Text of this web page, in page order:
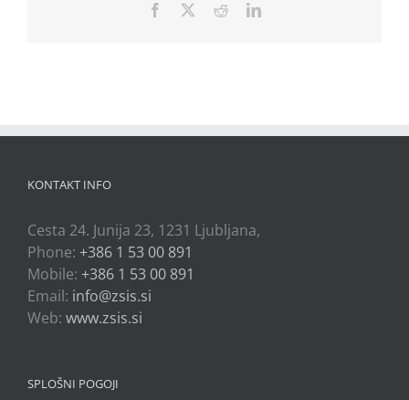
Facebook RedditLinkedIn
KONTAKT INFO
Cesta 24. Junija 23, 1231 Ljubljana,
Phone: +386 1 53 00 891
Mobile: +386 1 53 00 891
Email: info@zsis.si
Web: www.zsis.si
SPLOŠNI POGOJI